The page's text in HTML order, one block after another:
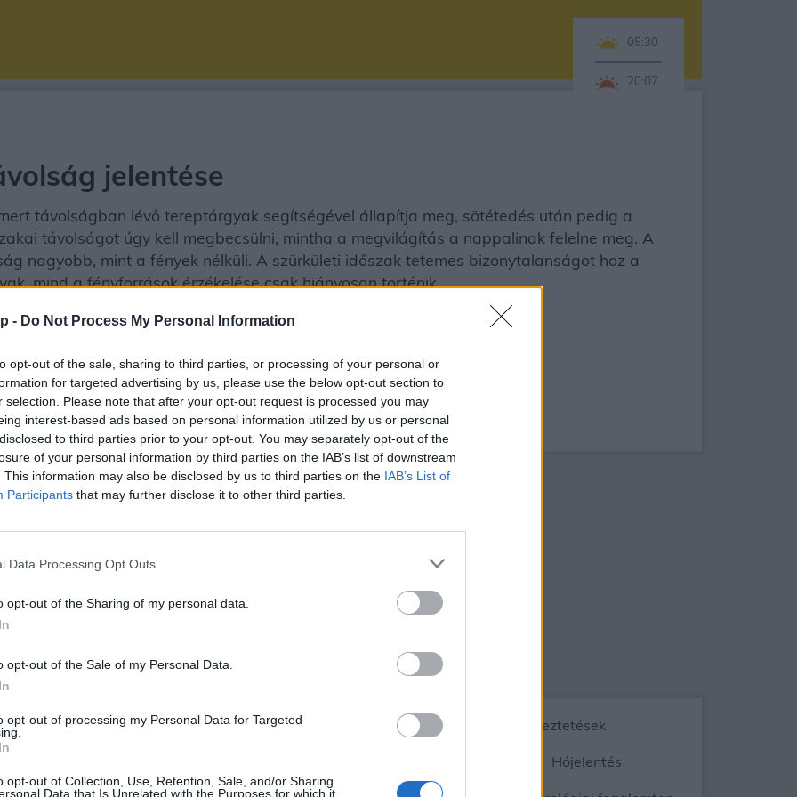
- Do Not Process My Personal Information
opt-out of the sale, sharing to third parties, or processing of your personal or
for targeted advertising by us, please use the below opt-out section to
selection. Please note that after your opt-out request is processed you may
interest-based ads based on personal information utilized by us or personal
to third parties prior to your opt-out. You may separately opt-out of the
of your personal information by third parties on the IAB’s list of downstream
This information may also be disclosed by us to third parties on the IAB’s List of
Participants that may further disclose it to other third parties.
Data Processing Opt Outs
opt-out of the Sharing of my personal data.
opt-out of the Sale of my Personal Data.
opt-out of processing my Personal Data for Targeted
opt-out of Collection, Use, Retention, Sale, and/or Sharing
Data that Is Unrelated with the Purposes for which it
05:30
20:07
jelentése
távolságban lévő tereptárgyak segítségével állapítja meg, sötétedés után pedig a
távolságot úgy kell megbecsülni, mintha a megvilágítás a nappalinak felelne meg. A
nagyobb, mint a fények nélküli. A szürkületi időszak tetemes bizonytalanságot hoz a
mind a fényforrások érzékelése csak hiányosan történik.
Sirokkó - helyi szél Radiációs minimum
előrejelzés 30/60/90 napos előrejelzés Vészjelzések, figyelmeztetések
Hójelentés